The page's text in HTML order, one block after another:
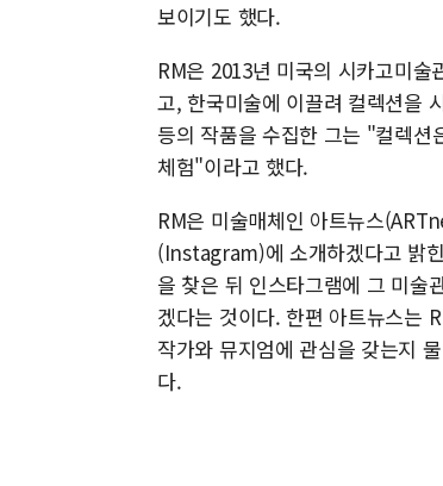
보이기도 했다.
RM은 2013년 미국의 시카고미
고, 한국미술에 이끌려 컬렉션을
등의 작품을 수집한 그는 "컬렉션
체험"이라고 했다.
RM은 미술매체인 아트뉴스
(Instagram)에 소개하겠다고 밝
을 찾은 뒤 인스타그램에 그 미술
겠다는 것이다. 한편 아트뉴스는
작가와 뮤지엄에 관심을 갖는지
다.